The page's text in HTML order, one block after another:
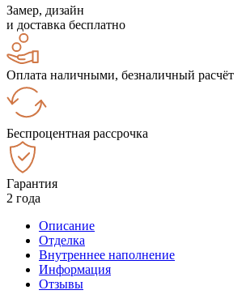
Замер, дизайн
и доставка бесплатно
Оплата наличными, безналичный расчёт
Беспроцентная рассрочка
Гарантия
2 года
Описание
Отделка
Внутреннее наполнение
Информация
Отзывы